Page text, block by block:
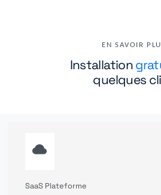
EN SAVOIR
Installation
quelques
SaaS Plateforme